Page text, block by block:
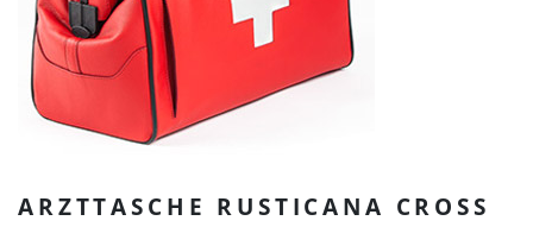
ARZTTASCHE RUSTICANA CROSS